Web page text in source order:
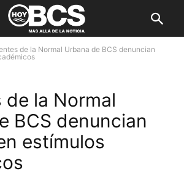
de la Normal Urbana de BCS denuncian
de la Normal
BCS denuncian
estímulos